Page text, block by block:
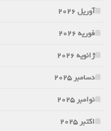
آوریل 2026
فوریه 2026
ژانویه 2026
دسامبر 2025
نوامبر 2025
اکتبر 2025